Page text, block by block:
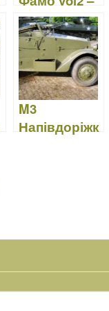
мобільний
M3
Напівдоріжк